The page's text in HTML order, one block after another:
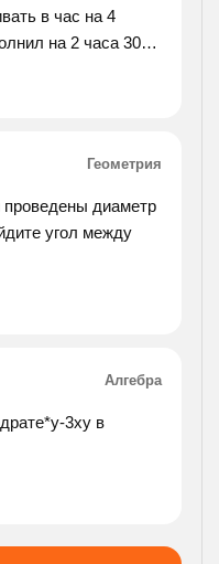
в час на 4
на 2 часа 30
резец?).
Геометрия
проведены диаметр
угол между
Алгебра
3xy в